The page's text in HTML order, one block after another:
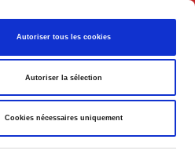
Autoriser tous les cookies
Autoriser la sélection
Cookies nécessaires uniquement